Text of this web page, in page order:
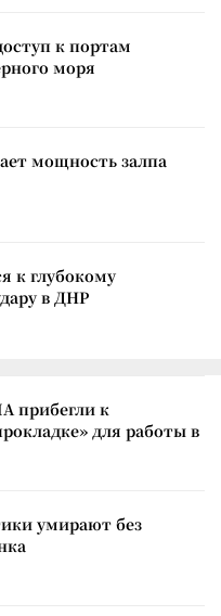
к портам
моря
мощность залпа
к глубокому
в ДНР
прибегли к
для работы в
умирают без